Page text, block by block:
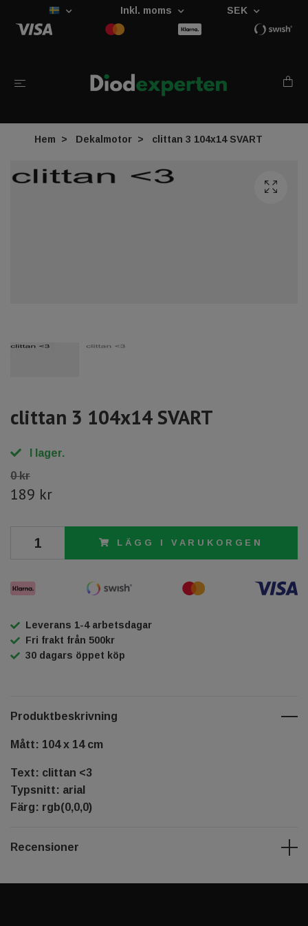
Inkl. moms SEK
Hem Dekalmotor clittan 3 104x14 SVART
clittan 3 104x14 SVART
I lager.
0 kr
189 kr
LÄGG I VARUKORGEN
Leverans 1-4 arbetsdagar
Fri frakt från 500kr
30 dagars öppet köp
Produktbeskrivning
Mått: 104 x 14 cm
Text: clittan <3
Typsnitt: arial
Färg: rgb(0,0,0)
Recensioner